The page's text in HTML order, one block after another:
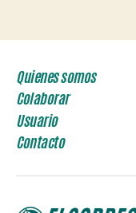
Quienes somos
Colaborar
Usuario
Contacto